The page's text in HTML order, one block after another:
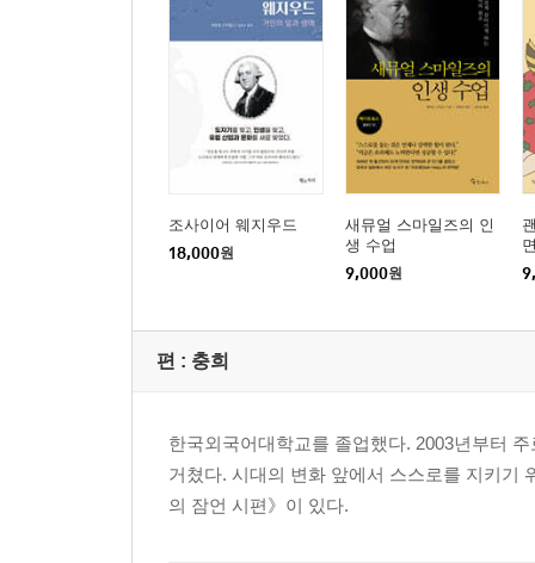
조사이어 웨지우드
18,000원
새뮤얼 스마일즈의 인
생 수업
9,000원
편 : 충희
한국외국어대학교를 졸업했다. 2003년부터
거쳤다. 시대의 변화 앞에서 스스로를 지키기
의 잠언 시편》이 있다.